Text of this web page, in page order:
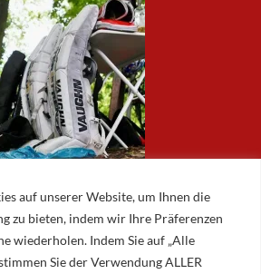
auf unserer Website, um Ihnen die
zu bieten, indem wir Ihre Präferenzen
wiederholen. Indem Sie auf „Alle
Sie der Verwendung ALLER